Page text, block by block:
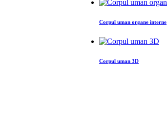
Corpul uman organe interne
Corpul uman 3D